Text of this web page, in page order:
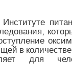
в количестве
для